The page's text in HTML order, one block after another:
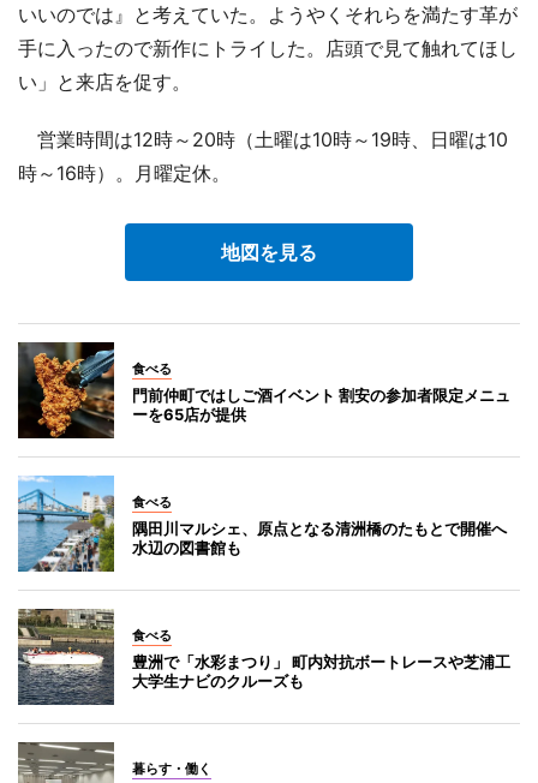
いいのでは』と考えていた。ようやくそれらを満たす革が
手に入ったので新作にトライした。店頭で見て触れてほし
い」と来店を促す。
営業時間は12時～20時（土曜は10時～19時、日曜は10
時～16時）。月曜定休。
地図を見る
食べる
門前仲町ではしご酒イベント 割安の参加者限定メニュ
ーを65店が提供
食べる
隅田川マルシェ、原点となる清洲橋のたもとで開催へ
水辺の図書館も
食べる
豊洲で「水彩まつり」 町内対抗ボートレースや芝浦工
大学生ナビのクルーズも
暮らす・働く